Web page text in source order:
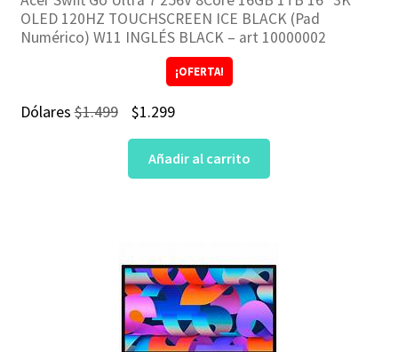
OLED 120HZ TOUCHSCREEN ICE BLACK (Pad
Numérico) W11 INGLÉS BLACK – art 10000002
¡OFERTA!
Dólares$1.499
El
precio
original
$1.299El
precio
actual
Añadir al carrito